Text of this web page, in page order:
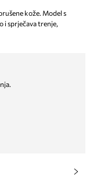
kože. Model s
i sprječava trenje,